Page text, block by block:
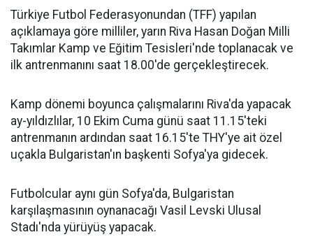
Türkiye Futbol Federasyonundan (TFF) yapılan
açıklamaya göre milliler, yarın Riva Hasan Doğan Milli
Takımlar Kamp ve Eğitim Tesisleri'nde toplanacak ve
ilk antrenmanını saat 18.00'de gerçekleştirecek.
Kamp dönemi boyunca çalışmalarını Riva'da yapacak
ay-yıldızlılar, 10 Ekim Cuma günü saat 11.15'teki
antrenmanın ardından saat 16.15'te THY'ye ait özel
uçakla Bulgaristan'ın başkenti Sofya'ya gidecek.
Futbolcular aynı gün Sofya'da, Bulgaristan
karşılaşmasının oynanacağı Vasil Levski Ulusal
Stadı'nda yürüyüş yapacak.